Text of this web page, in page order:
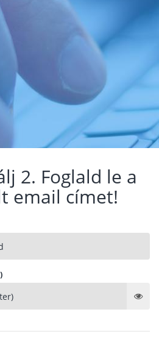
2. Foglald le a
email címet!